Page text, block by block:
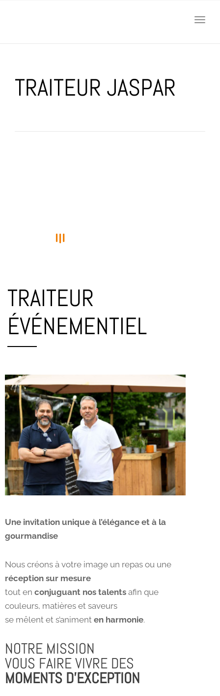
TRAITEUR JASPAR
TRAITEUR
ÉVÉNEMENTIEL
Une invitation unique à l’élégance et à la
gourmandise
Nous créons à votre image un repas ou une
réception sur mesure
tout en conjuguant nos talents afin que
couleurs, matières et saveurs
se mêlent et s’animent en harmonie.
NOTRE MISSION
VOUS FAIRE VIVRE DES
MOMENTS D'EXCEPTION